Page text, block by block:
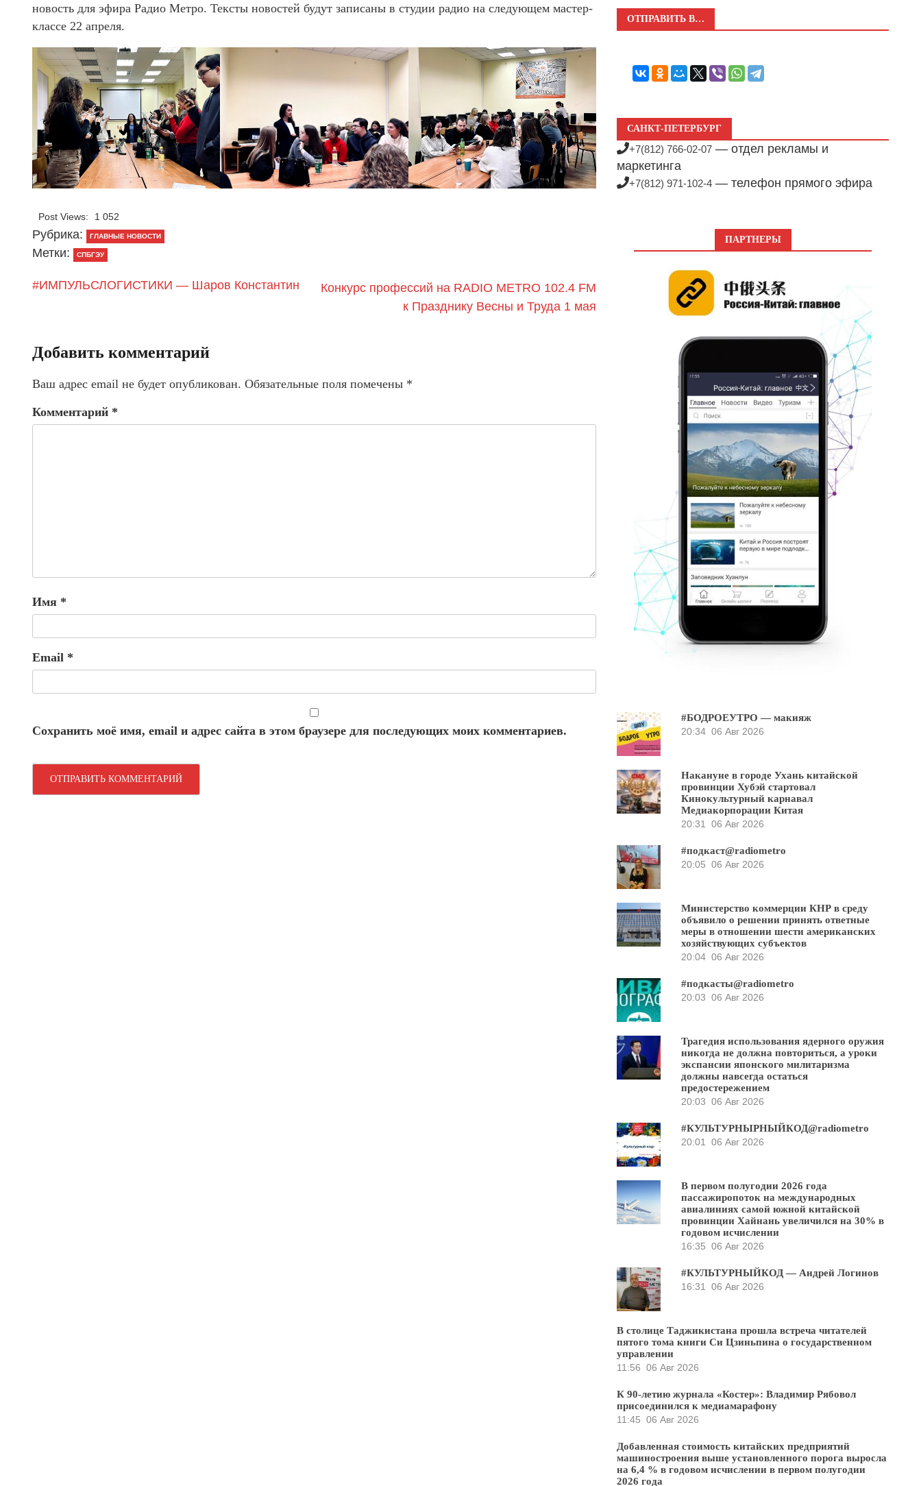
новость для эфира Радио Метро. Тексты новостей будут записаны в студии радио на следующем мастер-
классе 22 апреля.
Post Views: 1 052
Рубрика: ГЛАВНЫЕ НОВОСТИ
Метки: СПБГЭУ
#ИМПУЛЬСЛОГИСТИКИ — Шаров Константин
Конкурс профессий на RADIO METRO 102.4 FM
к Празднику Весны и Труда 1 мая
Добавить комментарий
Ваш адрес email не будет опубликован. Обязательные поля помечены *
Комментарий *
Имя *
Email *
Сохранить моё имя, email и адрес сайта в этом браузере для последующих моих комментариев.
ОТПРАВИТЬ В…
САНКТ-ПЕТЕРБУРГ
+7(812) 766-02-07 — отдел рекламы и
маркетинга
+7(812) 971-102-4 — телефон прямого эфира
ПАРТНЕРЫ
#БОДРОЕУТРО — макияж
20:34 06 Авг 2026
Накануне в городе Ухань китайской
провинции Хубэй стартовал
Кинокультурный карнавал
Медиакорпорации Китая
20:31
06 Авг 2026
#подкаст@radiometro
20:05 06 Авг 2026
Министерство коммерции КНР в среду
объявило о решении принять ответные
меры в отношении шести американских
хозяйствующих субъектов
20:04 06 Авг 2026
#подкасты@radiometro
20:03 06 Авг 2026
Трагедия использования ядерного оружия
никогда не должна повториться, а уроки
экспансии японского милитаризма
должны навсегда остаться
предостережением
20:03 06 Авг 2026
#КУЛЬТУРНЫРНЫЙКОД@radiometro
20:01
06 Авг 2026
В первом полугодии 2026 года
пассажиропоток на международных
авиалиниях самой южной китайской
провинции Хайнань увеличился на 30% в
годовом исчислении
16:35 06 Авг 2026
#КУЛЬТУРНЫЙКОД — Андрей Логинов
16:31
06 Авг 2026
В столице Таджикистана прошла встреча читателей
пятого тома книги Си Цзиньпина о государственном
управлении
11:56 06 Авг 2026
К 90-летию журнала «Костер»: Владимир Рябовол
присоединился к медиамарафону
11:45 06 Авг 2026
Добавленная стоимость китайских предприятий
машиностроения выше установленного порога выросла
на 6,4 % в годовом исчислении в первом полугодии
2026 года